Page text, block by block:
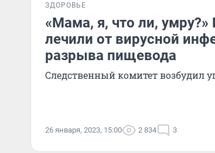
ЗДОРОВЬЕ
«Мама, я, что ли, умру?»
лечили от вирусной
разрыва пищевода
Следственный комитет возбудил
26 января, 2023, 15:00 2 834 3